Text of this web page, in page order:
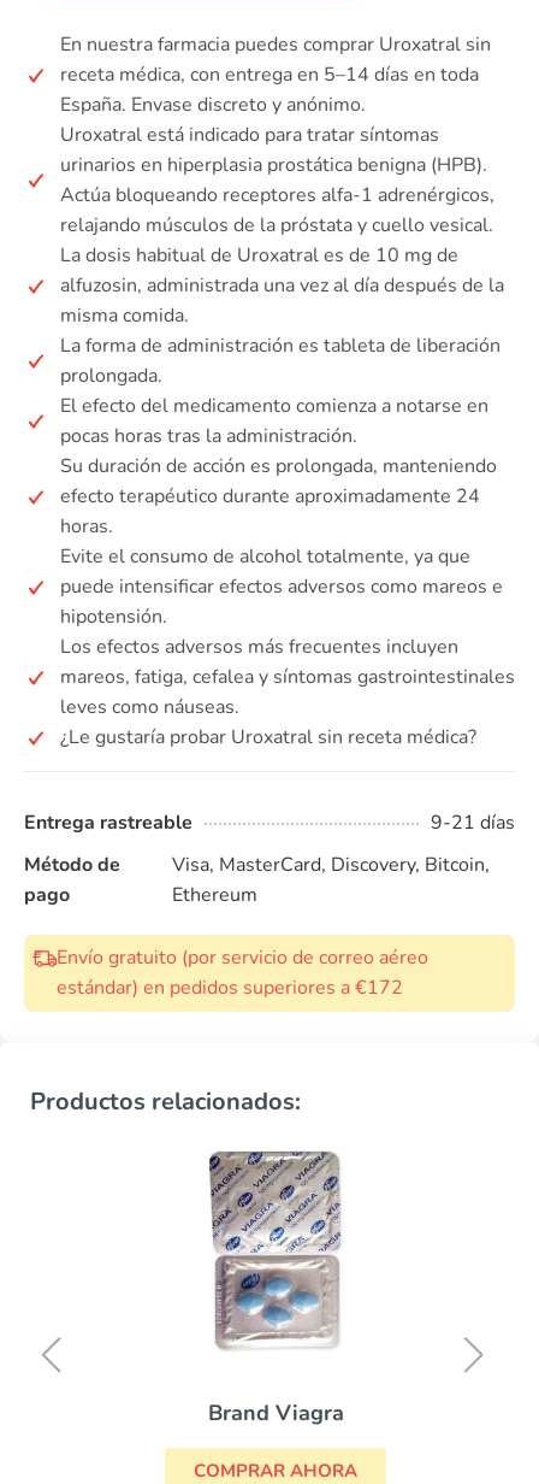
En nuestra farmacia puedes comprar Uroxatral sin
receta médica, con entrega en 5–14 días en toda
España. Envase discreto y anónimo.
Uroxatral está indicado para tratar síntomas
urinarios en hiperplasia prostática benigna (HPB).
Actúa bloqueando receptores alfa-1 adrenérgicos,
relajando músculos de la próstata y cuello vesical.
La dosis habitual de Uroxatral es de 10 mg de
alfuzosin, administrada una vez al día después de la
misma comida.
La forma de administración es tableta de liberación
prolongada.
El efecto del medicamento comienza a notarse en
pocas horas tras la administración.
Su duración de acción es prolongada, manteniendo
efecto terapéutico durante aproximadamente 24
horas.
Evite el consumo de alcohol totalmente, ya que
puede intensificar efectos adversos como mareos e
hipotensión.
Los efectos adversos más frecuentes incluyen
mareos, fatiga, cefalea y síntomas gastrointestinales
leves como náuseas.
¿Le gustaría probar Uroxatral sin receta médica?
Entrega rastreable
9-21 días
Método de
pago
Visa, MasterCard, Discovery, Bitcoin,
Ethereum
Envío gratuito (por servicio de correo aéreo
estándar) en pedidos superiores a €172
Productos relacionados:
Brand Viagra
COMPRAR AHORA